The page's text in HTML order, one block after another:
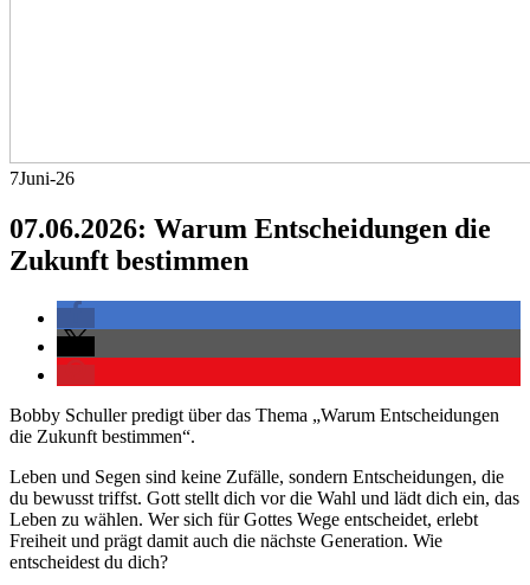
7Juni-26
07.06.2026: Warum Entscheidungen die
Zukunft bestimmen
Bobby Schuller predigt über das Thema „Warum Entscheidungen
die Zukunft bestimmen“.
Leben und Segen sind keine Zufälle, sondern Entscheidungen, die
du bewusst triffst. Gott stellt dich vor die Wahl und lädt dich ein, das
Leben zu wählen. Wer sich für Gottes Wege entscheidet, erlebt
Freiheit und prägt damit auch die nächste Generation. Wie
entscheidest du dich?